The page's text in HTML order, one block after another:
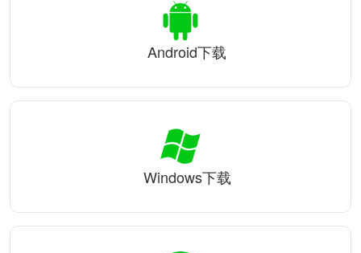
Android下载
Windows下载